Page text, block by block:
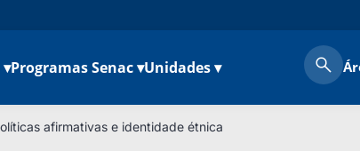
Programas Senac ▾Unidades ▾
afirmativas e identidade étnica